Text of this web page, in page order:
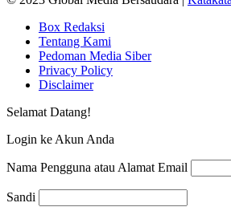
Box Redaksi
Tentang Kami
Pedoman Media Siber
Privacy Policy
Disclaimer
Selamat Datang!
Login ke Akun Anda
Nama Pengguna atau Alamat Email
Sandi